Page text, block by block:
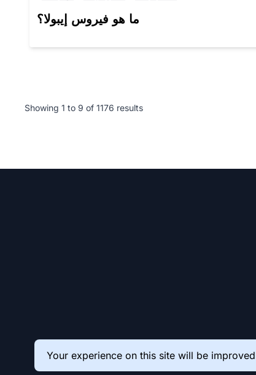
ما هو فيروس إيبولا؟
Showing 1 to 9 of 1176 results
Your experience on this site will be